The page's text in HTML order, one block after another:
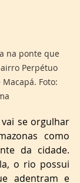
na ponte que
Perpétuo
Foto:
se orgulhar
como
da cidade.
o rio possui
adentram e